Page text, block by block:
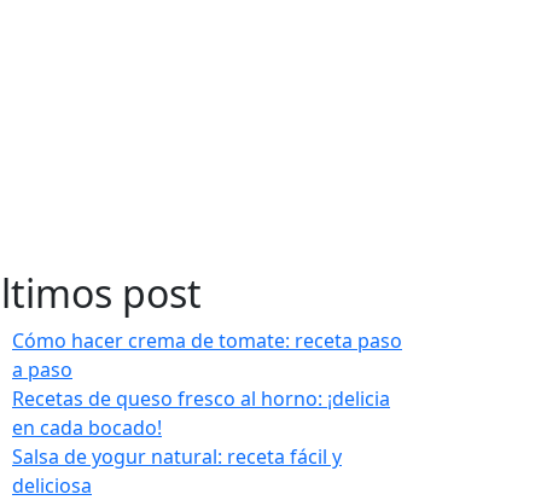
post
Cómo hacer crema de tomate: receta paso
a paso
Recetas de queso fresco al horno: ¡delicia
en cada bocado!
Salsa de yogur natural: receta fácil y
deliciosa